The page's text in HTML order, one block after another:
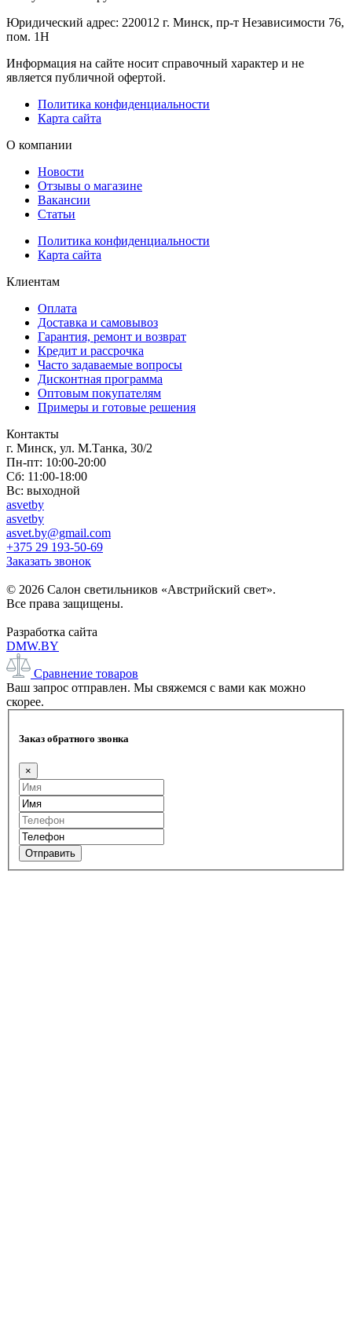
Юридический адрес: 220012 г. Минск, пр-т Независимости 76,
пом. 1Н
Информация на сайте носит справочный характер и не
является публичной офертой.
Политика конфиденциальности
Карта сайта
О компании
Новости
Отзывы о магазине
Вакансии
Статьи
Политика конфиденциальности
Карта сайта
Клиентам
Оплата
Доставка и самовывоз
Гарантия, ремонт и возврат
Кредит и рассрочка
Часто задаваемые вопросы
Дисконтная программа
Оптовым покупателям
Примеры и готовые решения
Контакты
г. Минск, ул. М.Танка, 30/2
Пн-пт: 10:00-20:00
Сб: 11:00-18:00
Вс: выходной
asvetby
asvetby
asvet.by@gmail.com
+375 29 193-50-69
Заказать звонок
© 2026 Салон светильников «Австрийский свет».
Все права защищены.
Разработка сайта
DMW.BY
Сравнение товаров
Ваш запрос отправлен. Мы свяжемся с вами как можно
скорее.
Заказ обратного звонка
×
Отправить